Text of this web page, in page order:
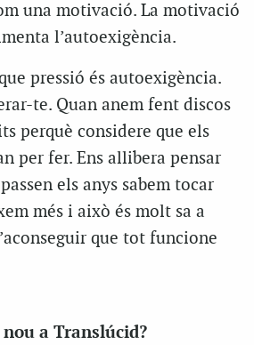
una motivació. La motivació
l’autoexigència.
pressió és autoexigència.
te. Quan anem fent discos
perquè considere que els
per fer. Ens allibera pensar
els anys sabem tocar
més i això és molt sa a
que tot funcione
a Translúcid?